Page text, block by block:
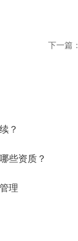
下一篇：
？
些资质？
理